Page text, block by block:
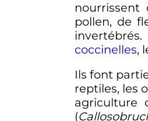
nourrissent
pollen, de
coccinelles,
Ils font
reptiles, les
agriculture
(